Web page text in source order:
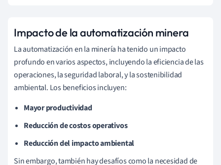
Impacto de la automatización minera
La automatización en la minería ha tenido un impacto
profundo en varios aspectos, incluyendo la eficiencia de las
operaciones, la seguridad laboral, y la sostenibilidad
ambiental. Los beneficios incluyen:
Mayor productividad
Reducción de costos operativos
Reducción del impacto ambiental
Sin embargo, también hay desafíos como la necesidad de